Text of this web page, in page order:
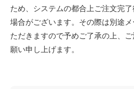
ため、システムの都合上ご注文完
場合がございます。その際は別途
ただきますので予めご了承の上、
願い申し上げます。